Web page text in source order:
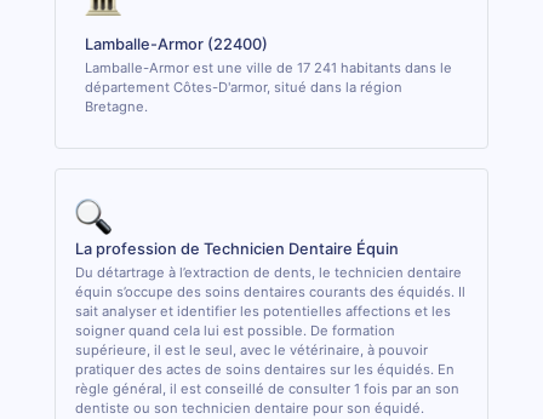
Lamballe-Armor (22400)
Lamballe-Armor est une ville de 17 241 habitants dans le
département Côtes-D'armor, situé dans la région
Bretagne.
La profession de Technicien Dentaire Équin
Du détartrage à l’extraction de dents, le technicien dentaire
équin s’occupe des soins dentaires courants des équidés. Il
sait analyser et identifier les potentielles affections et les
soigner quand cela lui est possible. De formation
supérieure, il est le seul, avec le vétérinaire, à pouvoir
pratiquer des actes de soins dentaires sur les équidés. En
règle général, il est conseillé de consulter 1 fois par an son
dentiste ou son technicien dentaire pour son équidé.